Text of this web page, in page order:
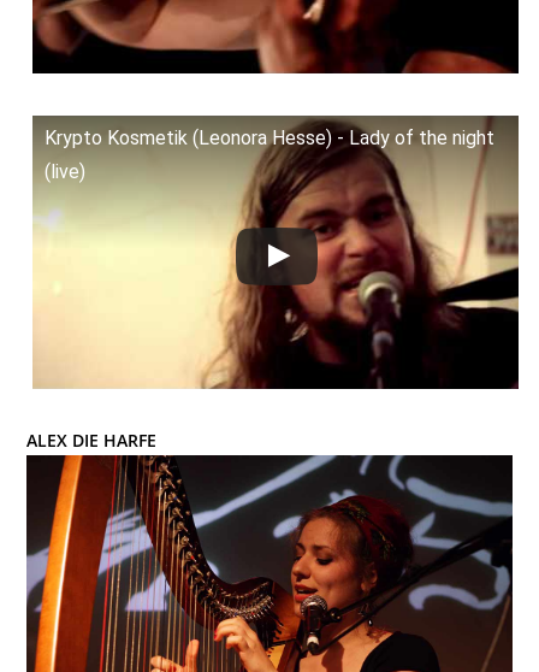
Krypto Kosmetik (Leonora Hesse) - Lady of the night
(live)
ALEX DIE HARFE